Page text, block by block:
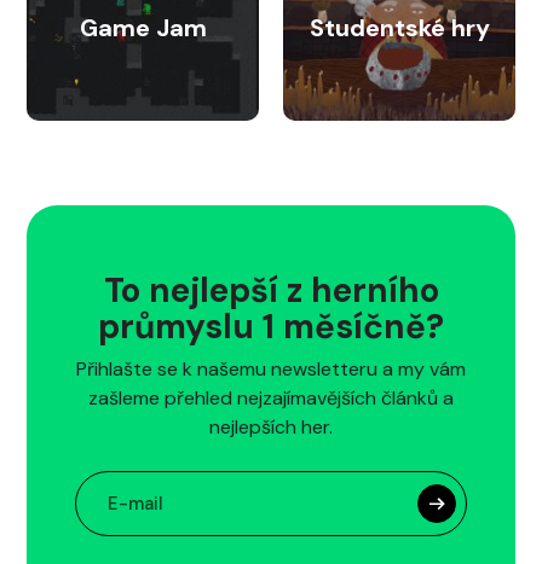
Game Jam Studentské hry
To nejlepší z herního
průmyslu 1 měsíčně?
Přihlašte se k našemu newsletteru a my vám
zašleme přehled nejzajímavějších článků a
nejlepších her.